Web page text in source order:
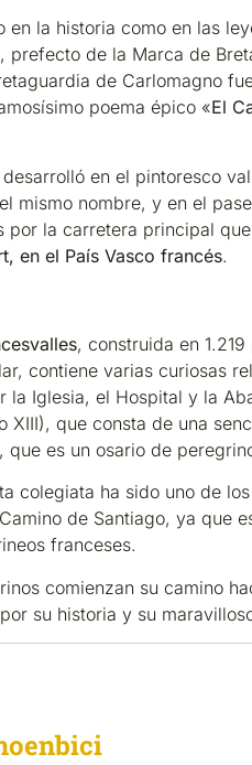
en la historia como en las
, prefecto de la Marca de
de Carlomagno
poema épico «El
en el pintoresco
mismo nombre, y en el
por la carretera principal
en el País Vasco francés.
, construida en
contiene varias curiosas
la Iglesia, el Hospital y la
XIII), que consta de una
que es un osario de
colegiata ha sido uno de
de Santiago, ya que
franceses.
comienzan su camino
su historia y su